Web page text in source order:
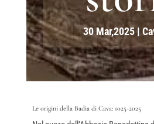
30 Mar,2025|
Le origini della Badia di Cava: 1025-2025